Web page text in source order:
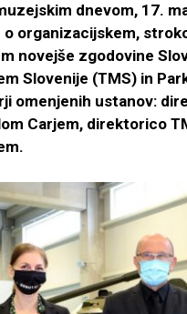
dnevom, 17.
o organizacijskem,
novejše zgodovine
Slovenije (TMS) in
omenjenih ustanov:
Carjem, direktorico